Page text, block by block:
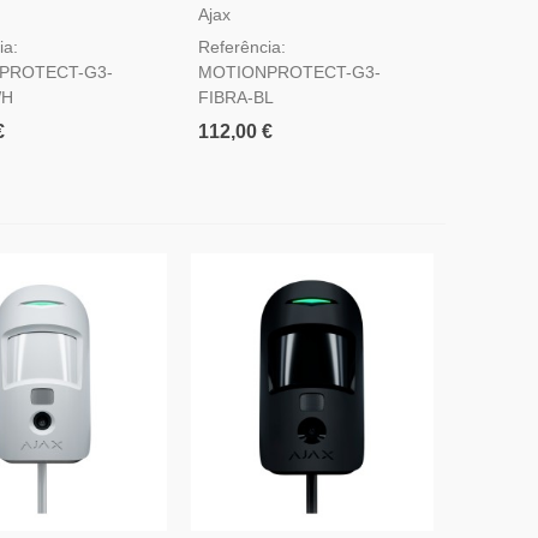
— Detetor
G3-
G3 Fibra Preto — Detetor De
Ajax
Referência:
MOTIONPROTECT-G3-
FIBRA-BL
112,00 €